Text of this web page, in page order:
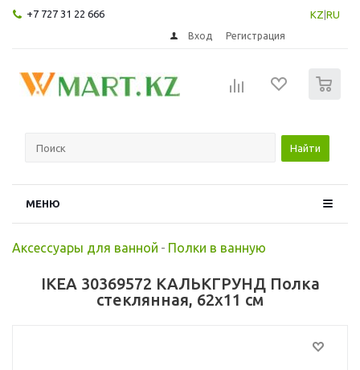
+7 727 31 22 666 KZ RU
Вход Регистрация
Найти
МЕНЮ
Аксессуары для ванной - Полки в ванную
IKEA 30369572 КАЛЬКГРУНД Полка
стеклянная, 62x11 см